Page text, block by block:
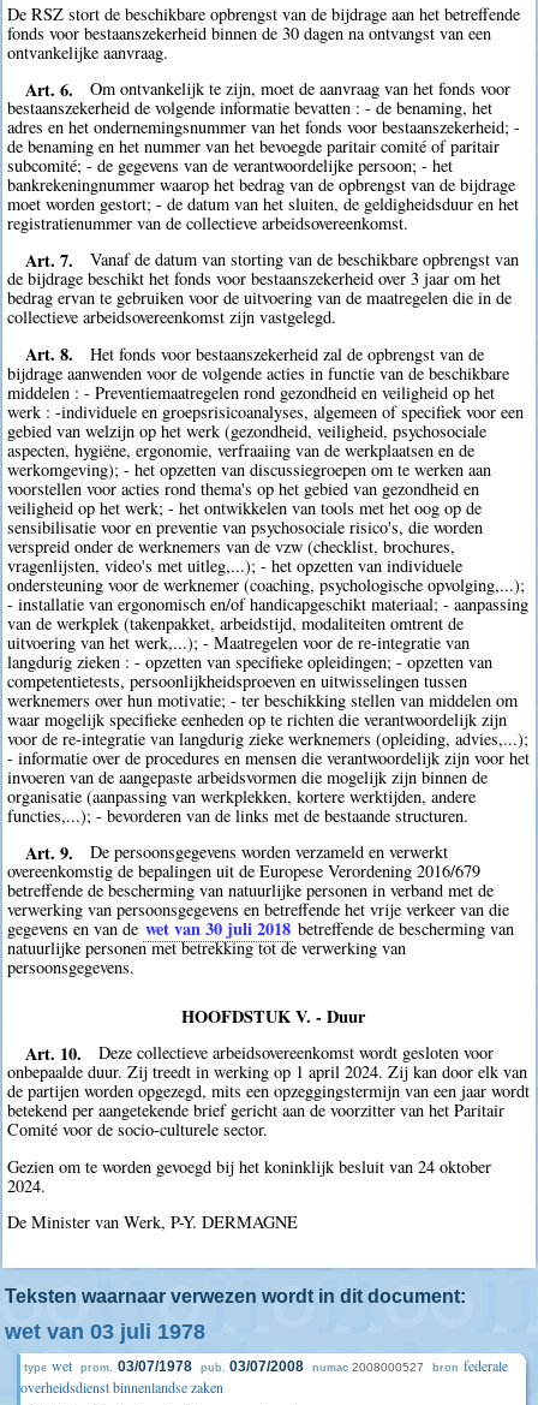
De RSZ stort de beschikbare opbrengst van de bijdrage aan het betreffende
fonds voor bestaanszekerheid binnen de 30 dagen na ontvangst van een
ontvankelijke aanvraag.
Art. 6.
Om ontvankelijk te zijn, moet de aanvraag van het fonds voor
bestaanszekerheid de volgende informatie bevatten : - de benaming, het
adres en het ondernemingsnummer van het fonds voor bestaanszekerheid; -
de benaming en het nummer van het bevoegde paritair comité of paritair
subcomité; - de gegevens van de verantwoordelijke persoon; - het
bankrekeningnummer waarop het bedrag van de opbrengst van de bijdrage
moet worden gestort; - de datum van het sluiten, de geldigheidsduur en het
registratienummer van de collectieve arbeidsovereenkomst.
Art. 7.
Vanaf de datum van storting van de beschikbare opbrengst van
de bijdrage beschikt het fonds voor bestaanszekerheid over 3 jaar om het
bedrag ervan te gebruiken voor de uitvoering van de maatregelen die in de
collectieve arbeidsovereenkomst zijn vastgelegd.
Art. 8.
Het fonds voor bestaanszekerheid zal de opbrengst van de
bijdrage aanwenden voor de volgende acties in functie van de beschikbare
middelen : - Preventiemaatregelen rond gezondheid en veiligheid op het
werk : -individuele en groepsrisicoanalyses, algemeen of specifiek voor een
gebied van welzijn op het werk (gezondheid, veiligheid, psychosociale
aspecten, hygiëne, ergonomie, verfraaiing van de werkplaatsen en de
werkomgeving); - het opzetten van discussiegroepen om te werken aan
voorstellen voor acties rond thema's op het gebied van gezondheid en
veiligheid op het werk; - het ontwikkelen van tools met het oog op de
sensibilisatie voor en preventie van psychosociale risico's, die worden
verspreid onder de werknemers van de vzw (checklist, brochures,
vragenlijsten, video's met uitleg,...); - het opzetten van individuele
ondersteuning voor de werknemer (coaching, psychologische opvolging,...);
- installatie van ergonomisch en/of handicapgeschikt materiaal; - aanpassing
van de werkplek (takenpakket, arbeidstijd, modaliteiten omtrent de
uitvoering van het werk,...); - Maatregelen voor de re-integratie van
langdurig zieken : - opzetten van specifieke opleidingen; - opzetten van
competentietests, persoonlijkheidsproeven en uitwisselingen tussen
werknemers over hun motivatie; - ter beschikking stellen van middelen om
waar mogelijk specifieke eenheden op te richten die verantwoordelijk zijn
voor de re-integratie van langdurig zieke werknemers (opleiding, advies,...);
- informatie over de procedures en mensen die verantwoordelijk zijn voor het
invoeren van de aangepaste arbeidsvormen die mogelijk zijn binnen de
organisatie (aanpassing van werkplekken, kortere werktijden, andere
functies,...); - bevorderen van de links met de bestaande structuren.
Art. 9.
De persoonsgegevens worden verzameld en verwerkt
overeenkomstig de bepalingen uit de Europese Verordening 2016/679
betreffende de bescherming van natuurlijke personen in verband met de
verwerking van persoonsgegevens en betreffende het vrije verkeer van die
gegevens en van de wet van 30 juli 2018 betreffende de bescherming van
natuurlijke personen met betrekking tot de verwerking van
persoonsgegevens.
HOOFDSTUK V. - Duur
Art. 10.
Deze collectieve arbeidsovereenkomst wordt gesloten voor
onbepaalde duur. Zij treedt in werking op 1 april 2024. Zij kan door elk van
de partijen worden opgezegd, mits een opzeggingstermijn van een jaar wordt
betekend per aangetekende brief gericht aan de voorzitter van het Paritair
Comité voor de socio-culturele sector.
Gezien om te worden gevoegd bij het koninklijk besluit van 24 oktober
2024.
De Minister van Werk, P-Y. DERMAGNE
Teksten waarnaar verwezen wordt in dit document:
wet van 03 juli 1978
type wet prom. 03/07/1978 pub. 03/07/2008 numac 2008000527 bron federale
overheidsdienst binnenlandse zaken